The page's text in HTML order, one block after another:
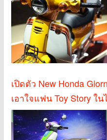
เปิดตัว New Honda
เอาใจแฟน Toy Story ใน